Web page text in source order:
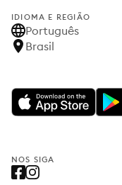
IDIOMA E REGIÃO
Português
Brasil
NOS SIGA